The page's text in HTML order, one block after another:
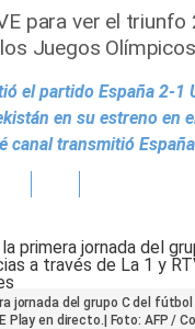
para ver el
Juegos
el partido España 2-1
en su estreno
canal transmitió
jornada del grupo C del
Play en directo.| Foto: AFP /